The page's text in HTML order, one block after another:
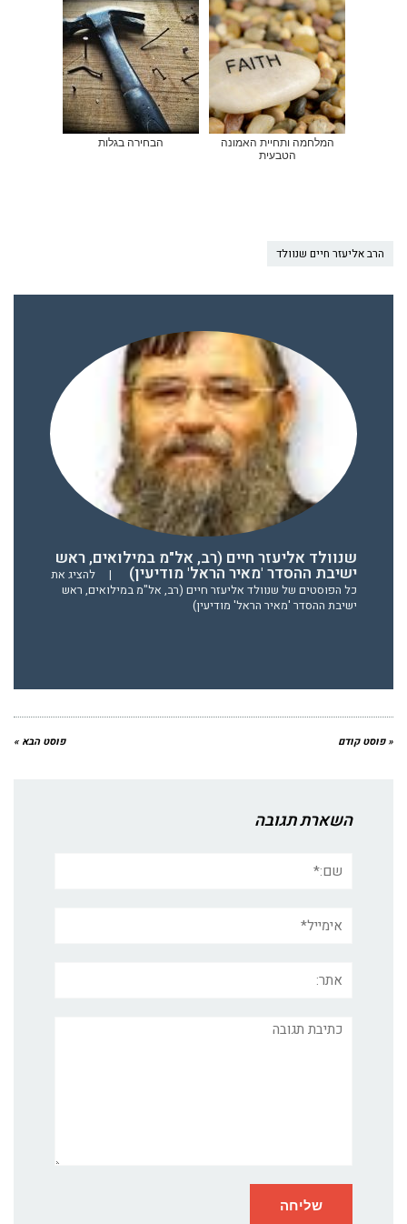
המלחמה ותחיית האמונה
הטבעית
הבחירה בגלות
הרב אליעזר חיים שנוולד
שנוולד אליעזר חיים (רב, אל"מ במילואים, ראש
ישיבת ההסדר 'מאיר הראל' מודיעין) |
להציג את
כל הפוסטים של שנוולד אליעזר חיים (רב, אל"מ במילואים, ראש
ישיבת ההסדר 'מאיר הראל' מודיעין)
« פוסט קודם פוסט הבא »
השארת תגובה
תגובה